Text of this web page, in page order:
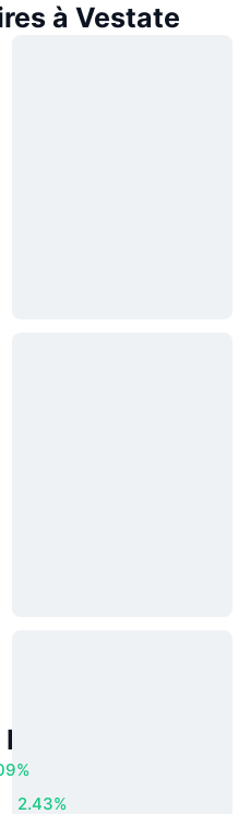
à Vestate
Populaires
2.43%